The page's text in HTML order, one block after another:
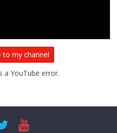
to my channel
a YouTube error.